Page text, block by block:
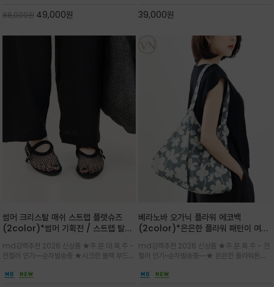
88,000원 49,000원
리 숄더백
39,000원
썸머 크리스탈 매쉬 스트랩 플랫슈즈
(2color)*썸머 기획전 / 스트랩 탈착
세한 메쉬 짜임 위로 은은하게 반짝이는
크리스탈 디테일을 더한 플랫슈즈
md강력추천 2026 신상품 ★주.문.대.폭.주 -
전컬러 인기~~순차발송중 ★시크한 블랙 부드러
하게 좋으며 가볍고 시원해 데일리 만능 아이템 /
베라노바 오가닉 플라워 에코백
(2color)*은은한 플라워 패턴이 여름
코백
md강력추천 2026 신상품 ★주.문.폭.주 - 전
컬러 인기~순차발송중~~★ 은은한 플라워톤이
고급스럽게 내추럴한 감성의 천연 오가닉 코튼소